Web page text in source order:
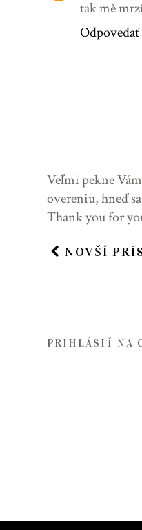
tak mě
Odpovedať
Veľmi pekne
overeniu, hneď
Thank you for
NOVŠÍ
PRIHLÁSIŤ NA